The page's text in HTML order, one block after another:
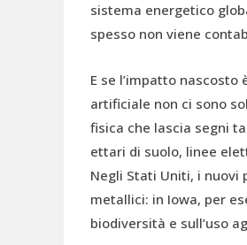
sistema energetico
spesso non viene
E se l’impatto
artificiale non ci sono
fisica che lascia segni
ettari di suolo, linee
Negli Stati Uniti, i
metallici: in Iowa, per
biodiversità e sull’uso